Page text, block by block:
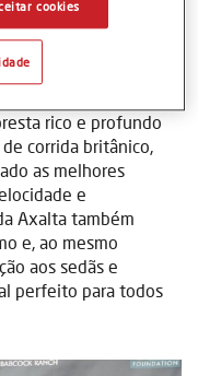
Sprint como a
rico e profundo
corrida britânico,
as melhores
e
Axalta também
e, ao mesmo
aos sedãs e
perfeito para todos
cookies